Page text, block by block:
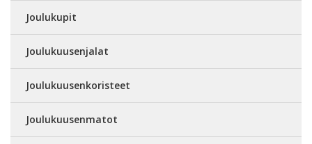
Joulukupit
Joulukuusenjalat
Joulukuusenkoristeet
Joulukuusenmatot